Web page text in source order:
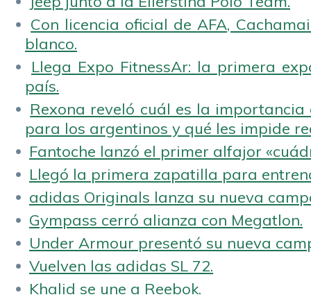
Con licencia oficial de AFA,
blanco.
Llega Expo FitnessAr: la primera
país.
Rexona reveló cuál es la
para los argentinos y qué les impide
Fantoche lanzó el primer alfajor
Llegó la primera zapatilla para
adidas Originals lanza su nueva
Gympass cerró alianza con Megatlon.
Under Armour presentó su nueva
Vuelven las adidas SL 72.
Khalid se une a Reebok.